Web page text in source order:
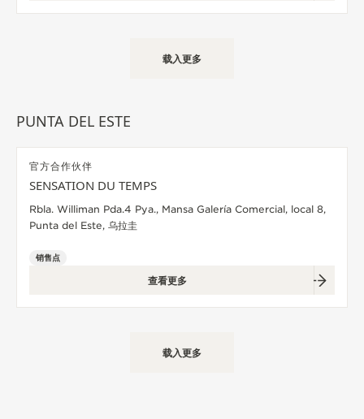
STELLAR ODYSSEY星空传奇
精准先锋
载入更多
PUNTA DEL ESTE
官方合作伙伴
SENSATION DU TEMPS
Rbla. Williman Pda.4 Pya., Mansa Galería Comercial, local 8,
Punta del Este, 乌拉圭
销售点
查看更多
载入更多